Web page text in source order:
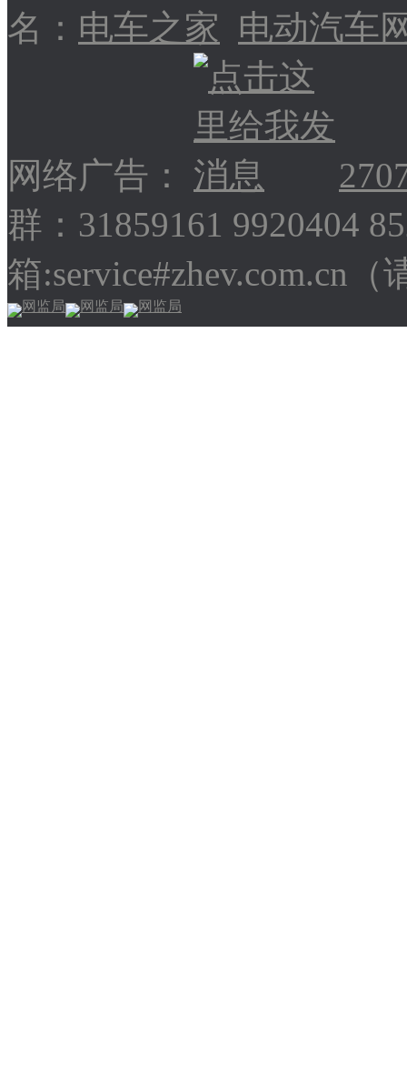
名： 电车之家 电动汽车
网络广告：
群：31859161 9920404
箱:service#zhev.com.cn